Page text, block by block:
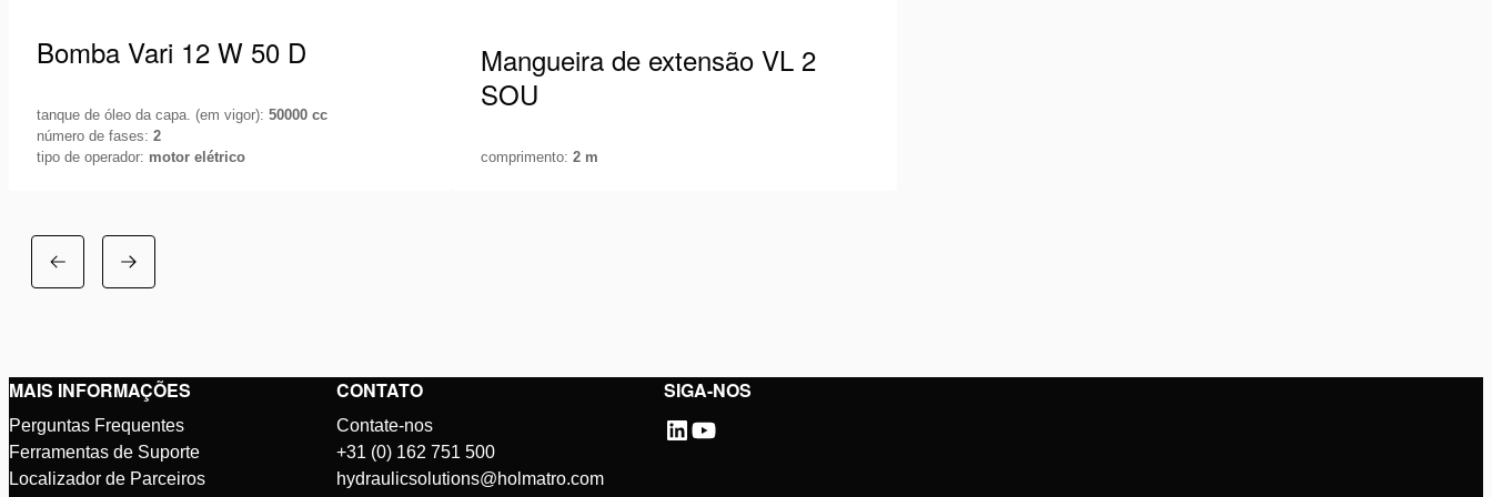
Bomba Vari 12 W 50 D
tanque de óleo da capa. (em vigor): 50000 cc
número de fases: 2
tipo de operador: motor elétrico
ou a gasolina,…
Veja os detalhes
Mangueira de extensão VL 2
SOU
comprimento: 2 m
SIGA-NOS
MAIS INFORMAÇÕES
Perguntas Frequentes
Ferramentas de Suporte
Localizador de Parceiros
CONTATO
Contate-nos
+31 (0) 162 751 500
hydraulicsolutions@holmatro.com